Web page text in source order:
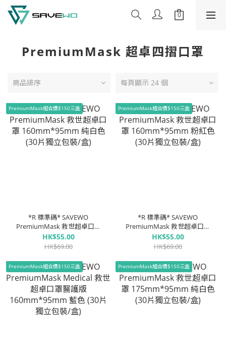
PremiumMask 超卓四摺口罩
商品排序 每頁顯示 24 個
PremiumMask組合價$150三盒
*R 標準碼* SAVEWO
PremiumMask 救世超卓口罩
160mm*95mm 純白色 (30片
獨立包裝/盒)
HK$55.00
HK$69.00
PremiumMask組合價$150三盒
*R 標準碼* SAVEWO
PremiumMask 救世超卓口罩
160mm*95mm 粉紅色 (30片
獨立包裝/盒)
HK$55.00
HK$69.00
PremiumMask組合價$150三盒 PremiumMask組合價$150三盒